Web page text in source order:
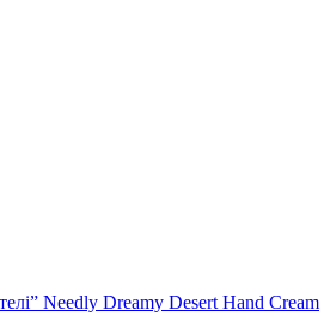
Needly Dreamy Desert Hand Cream